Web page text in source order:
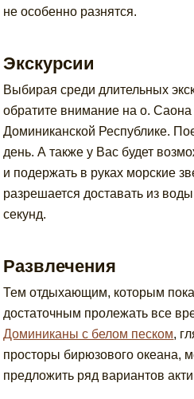
не особенно разнятся.
Экскурсии
Выбирая среди длительных
обратите внимание на о.
Доминиканской Республике.
день. А также у Вас будет
и подержать в руках морские
разрешается доставать из
секунд.
Развлечения
Тем отдыхающим, которым
достаточным пролежать все
Доминиканы с белом песком,
просторы бирюзового океана,
предложить ряд вариантов